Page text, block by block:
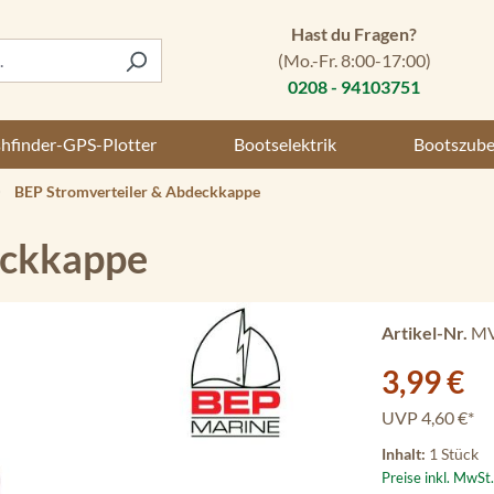
Hast du Fragen?
(Mo.-Fr. 8:00-17:00)
0208 - 94103751
GPS-Plotter Bootselektrik
BEP Stromverteiler & Abdeckkappe
Artikel-Nr.
Verkaufspreis:
3,99 €
UVP4,60 €*
Inhalt: 1 Stück
Preise inkl.